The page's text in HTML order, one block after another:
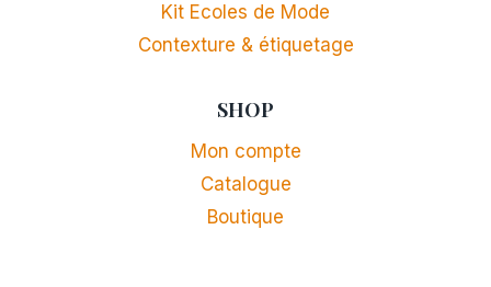
Kit Ecoles de Mode
Contexture & étiquetage
SHOP
Mon compte
Catalogue
Boutique